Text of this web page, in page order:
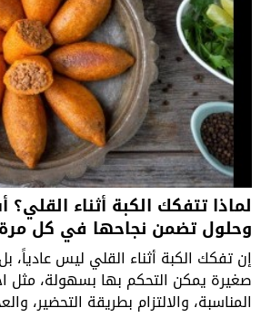
لماذا تتفكك الكبة أثناء
وحلول تضمن نجاحها في كل مرة
إن تفكك الكبة أثناء القلي ليس عادياً،
صغيرة يمكن التحكم بها بسهولة، مثل
المناسبة، والالتزام بطريقة التحضير،